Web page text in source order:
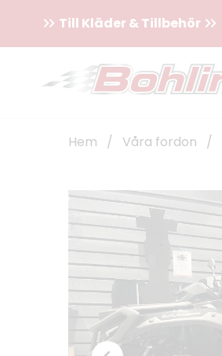
Till Kläder & Tillbehör
Hem / Våra fordon /